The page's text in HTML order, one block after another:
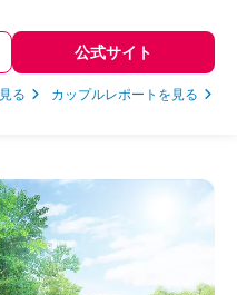
公式サイト
る カップルレポートを見る